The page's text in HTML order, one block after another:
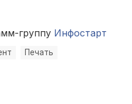
группу Инфостарт
Печать